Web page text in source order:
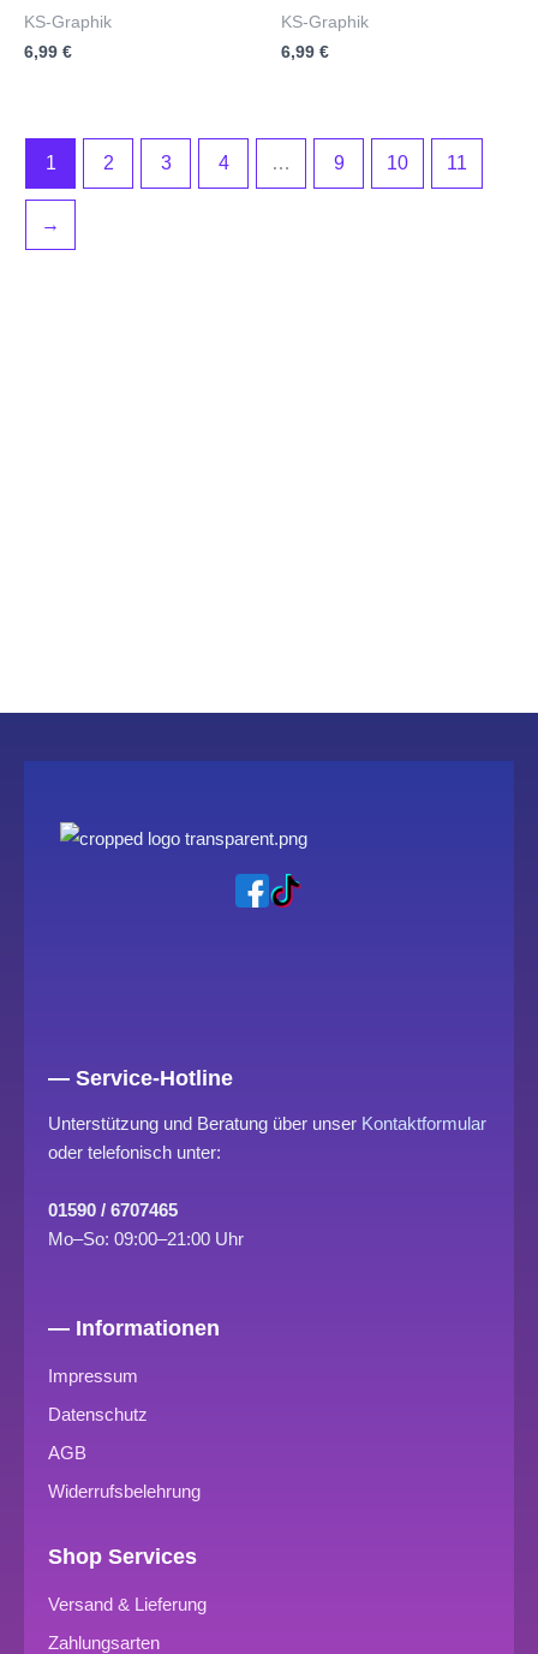
Bewertet
0
KS-Graphik
6,99 €
Bewertet
0
KS-Graphik
6,99 €
1 2 3 4 … 9 10 11
→
— Service-Hotline
Unterstützung und Beratung über unser Kontaktformular
oder telefonisch unter:
01590 / 6707465
Mo–So: 09:00–21:00 Uhr
— Informationen
Impressum
Datenschutz
AGB
Widerrufsbelehrung
Shop Services
Versand & Lieferung
Zahlungsarten